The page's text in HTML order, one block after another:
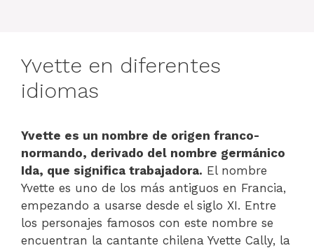
Yvette en diferentes
idiomas
Yvette es un nombre de origen franco-
normando, derivado del nombre germánico
Ida, que significa trabajadora. El nombre
Yvette es uno de los más antiguos en Francia,
empezando a usarse desde el siglo XI. Entre
los personajes famosos con este nombre se
encuentran la cantante chilena Yvette Cally, la